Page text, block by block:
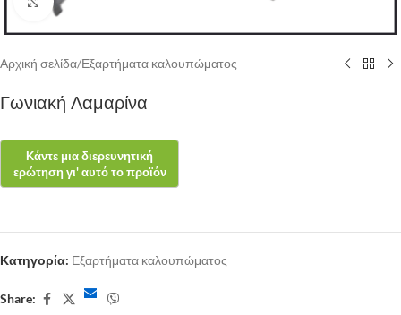
Αρχική σελίδα/Εξαρτήματα καλουπώματος
Γωνιακή Λαμαρίνα
Κατηγορία: Εξαρτήματα καλουπώματος
Share: